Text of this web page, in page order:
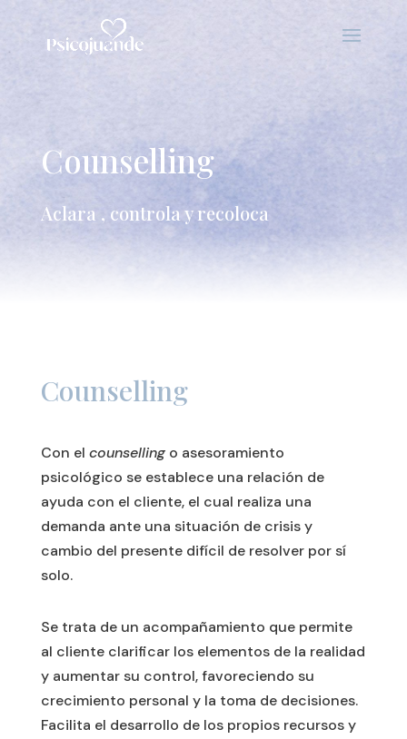
Counselling
Aclara , controla y recoloca
Counselling
Con el counselling o asesoramiento
psicológico se establece una relación de
ayuda con el cliente, el cual realiza una
demanda ante una situación de crisis y
cambio del presente difícil de resolver por sí
solo.
Se trata de un acompañamiento que permite
al cliente clarificar los elementos de la realidad
y aumentar su control, favoreciendo su
crecimiento personal y la toma de decisiones.
Facilita el desarrollo de los propios recursos y